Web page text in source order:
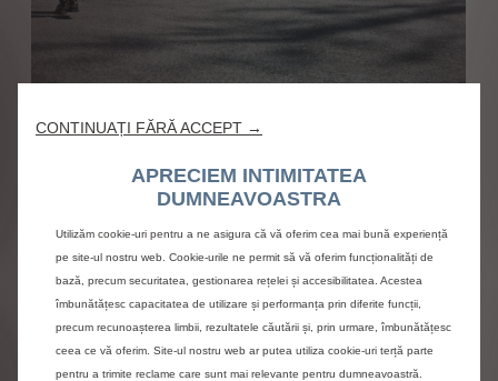
Confort deplin cu autonomii
excepționale
Noul Citroën C5 Aircross stabilește noi standarde în
materie de libertate de mișcare, cu o autonomie de
peste 100 km în modul electric cu versiunea plug-in
hybrid pentru deplasările zilnice în oraș, până la 680
km* cu versiunea electrică Long range și peste 950 km
ciclu combinat WLTP
cu motorul hybrid.
CONTINUAȚI FĂRĂ ACCEPT →
APRECIEM INTIMITATEA
DUMNEAVOASTRA
Utilizăm cookie-uri pentru a ne asigura că vă oferim cea mai bună experiență
pe site-ul nostru web. Cookie-urile ne permit să vă oferim funcționalități de
bază, precum securitatea, gestionarea rețelei și accesibilitatea. Acestea
îmbunătățesc capacitatea de utilizare și performanța prin diferite funcții,
precum recunoașterea limbii, rezultatele căutării și, prin urmare, îmbunătățesc
ceea ce vă oferim. Site-ul nostru web ar putea utiliza cookie-uri terță parte
pentru a trimite reclame care sunt mai relevante pentru dumneavoastră.